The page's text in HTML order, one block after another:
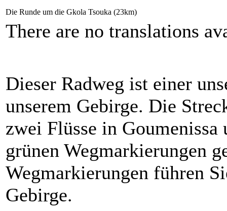
Die Runde um die Gkola Tsouka (23km)
There are no translations
Dieser Radweg ist einer
unserem Gebirge. Die
zwei Flüsse in
grünen Wegmarkierungen
Wegmarkierungen führen
Gebirge.